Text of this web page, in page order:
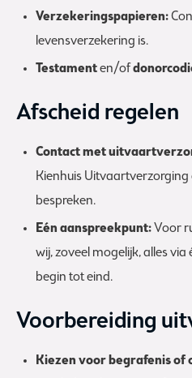
Verzekeringspapieren:
levensverzekering is.
Testamenten/of
Afscheid regelen
Contact met
Kienhuis
bespreken.
Eén aanspreekpunt: Voor
wij, zoveel mogelijk, alles
begin tot eind.
Voorbereiding
Kiezen voor begrafenis of